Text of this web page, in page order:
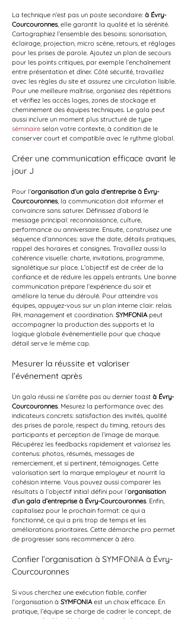
La technique n’est pas un poste secondaire: à Évry-
Courcouronnes, elle garantit la qualité et la sérénité.
Cartographiez l’ensemble des besoins: sonorisation,
éclairage, projection, micro scène, retours, et réglages
pour les prises de parole. Ajoutez un plan de secours
pour les points critiques, par exemple l’enchaînement
entre présentation et dîner. Côté sécurité, travaillez
avec les règles du site et assurez une circulation lisible.
Pour une meilleure maîtrise, organisez des répétitions
et vérifiez les accès loges, zones de stockage et
cheminement des équipes techniques. Le gala peut
aussi inclure un moment plus structuré de type
séminaire selon votre contexte, à condition de le
conserver court et compatible avec le rythme global.
Créer une communication efficace avant le
jour J
Pour l’organisation d’un gala d’entreprise à Évry-
Courcouronnes, la communication doit informer et
convaincre sans saturer. Définissez d’abord le
message principal: reconnaissance, culture,
performance ou anniversaire. Ensuite, construisez une
séquence d’annonces: save the date, détails pratiques,
rappel des horaires et consignes. Travaillez aussi la
cohérence visuelle: charte, invitations, programme,
signalétique sur place. L’objectif est de créer de la
confiance et de réduire les appels entrants. Une bonne
communication prépare l’expérience du soir et
améliore la tenue du déroulé. Pour atteindre vos
équipes, appuyez-vous sur un plan interne clair: relais
RH, management et coordination. SYMFONIA peut
accompagner la production des supports et la
logique globale événementielle pour que chaque
détail serve le même cap.
Mesurer la réussite et valoriser
l’événement après
Un gala réussi ne s’arrête pas au dernier toast à Évry-
Courcouronnes. Mesurez la performance avec des
indicateurs concrets: satisfaction des invités, qualité
des prises de parole, respect du timing, retours des
participants et perception de l’image de marque.
Récupérez les feedbacks rapidement et valorisez les
contenus: photos, résumés, messages de
remerciement, et si pertinent, témoignages. Cette
valorisation sert la marque employeur et nourrit la
cohésion interne. Vous pouvez aussi comparer les
résultats à l’objectif initial défini pour l’organisation
d’un gala d’entreprise à Évry-Courcouronnes. Enfin,
capitalisez pour le prochain format: ce qui a
fonctionné, ce qui a pris trop de temps et les
améliorations prioritaires. Cette démarche pro permet
de progresser sans recommencer à zéro.
Confier l’organisation à SYMFONIA à Évry-
Courcouronnes
Si vous cherchez une exécution fiable, confier
l’organisation à SYMFONIA est un choix efficace. En
pratique, l’équipe se charge de cadrer le concept, de